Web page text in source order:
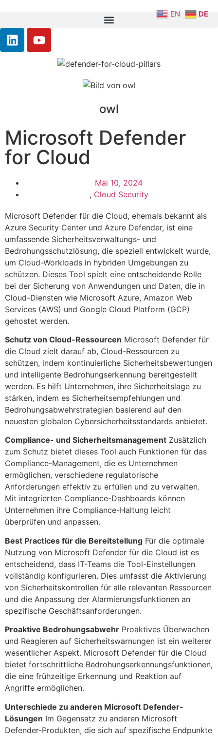
owl
Microsoft Defender
for Cloud
Mai 10, 2024
, Cloud Security
Microsoft Defender für die Cloud, ehemals bekannt als
Azure Security Center und Azure Defender, ist eine
umfassende Sicherheitsverwaltungs- und
Bedrohungsschutzlösung, die speziell entwickelt wurde,
um Cloud-Workloads in hybriden Umgebungen zu
schützen. Dieses Tool spielt eine entscheidende Rolle
bei der Sicherung von Anwendungen und Daten, die in
Cloud-Diensten wie Microsoft Azure, Amazon Web
Services (AWS) und Google Cloud Platform (GCP)
gehostet werden.
Schutz von Cloud-Ressourcen Microsoft Defender für
die Cloud zielt darauf ab, Cloud-Ressourcen zu
schützen, indem kontinuierliche Sicherheitsbewertungen
und intelligente Bedrohungserkennung bereitgestellt
werden. Es hilft Unternehmen, ihre Sicherheitslage zu
stärken, indem es Sicherheitsempfehlungen und
Bedrohungsabwehrstrategien basierend auf den
neuesten globalen Cybersicherheitsstandards anbietet.
Compliance- und Sicherheitsmanagement Zusätzlich
zum Schutz bietet dieses Tool auch Funktionen für das
Compliance-Management, die es Unternehmen
ermöglichen, verschiedene regulatorische
Anforderungen effektiv zu erfüllen und zu verwalten.
Mit integrierten Compliance-Dashboards können
Unternehmen ihre Compliance-Haltung leicht
überprüfen und anpassen.
Best Practices für die Bereitstellung Für die optimale
Nutzung von Microsoft Defender für die Cloud ist es
entscheidend, dass IT-Teams die Tool-Einstellungen
vollständig konfigurieren. Dies umfasst die Aktivierung
von Sicherheitskontrollen für alle relevanten Ressourcen
und die Anpassung der Alarmierungsfunktionen an
spezifische Geschäftsanforderungen.
Proaktive Bedrohungsabwehr Proaktives Überwachen
und Reagieren auf Sicherheitswarnungen ist ein weiterer
wesentlicher Aspekt. Microsoft Defender für die Cloud
bietet fortschrittliche Bedrohungserkennungsfunktionen,
die eine frühzeitige Erkennung und Reaktion auf
Angriffe ermöglichen.
Unterschiede zu anderen Microsoft Defender-
Lösungen Im Gegensatz zu anderen Microsoft
Defender-Produkten, die sich auf spezifische Endpunkte
EN DE